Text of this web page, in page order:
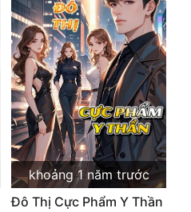
khoảng 1 năm trước
Đô Thị Cực Phẩm Y Thần